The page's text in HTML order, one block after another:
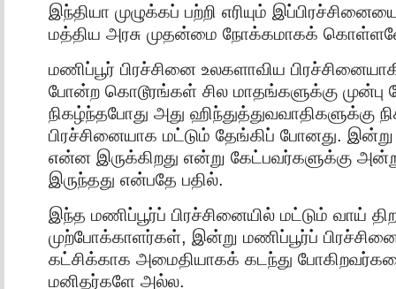
இந்தியா முழுக்கப் பற்றி எரியும்
மத்திய அரசு முதன்மை நோக்கமாகக்
மணிப்பூர் பிரச்சினை உலகளாவிய
போன்ற கொடூரங்கள் சில மாதங்களுக்கு முன்பு
நிகழ்ந்தபோது அது ஹிந்துத்துவவாதிகளுக்கு
பிரச்சினையாக மட்டும் தேங்கிப் போனது.
என்ன இருக்கிறது என்று கேட்பவர்களுக்கு
இருந்தது என்பதே பதில்.
இந்த மணிப்பூர்ப் பிரச்சினையில் மட்டும் வாய்
முற்போக்காளர்கள், இன்று மணிப்பூர்ப்
கட்சிக்காக அமைதியாகக் கடந்து
மனிதர்களே அல்ல.